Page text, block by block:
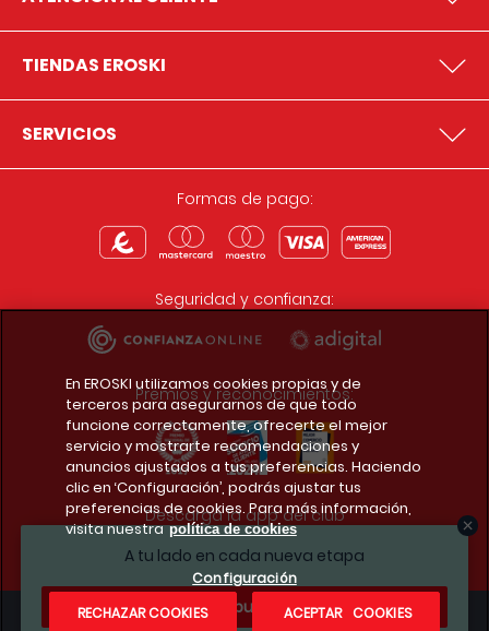
A tu lado en cada nueva etapa
¿Te apuntas?
TIENDAS EROSKI
SERVICIOS
Formas de pago:
Seguridad y confianza:
Premios y reconocimientos:
Descarga la app del club
En EROSKI utilizamos cookies propias y de
terceros para asegurarnos de que todo
funcione correctamente, ofrecerte el mejor
servicio y mostrarte recomendaciones y
anuncios ajustados a tus preferencias. Haciendo
clic en ‘Configuración’, podrás ajustar tus
preferencias de cookies. Para más información,
visita nuestra política de cookies
Configuración
RECHAZAR COOKIES
ACEPTAR COOKIES